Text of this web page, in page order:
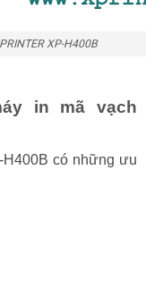
XP-H400B
in mã vạch
H400B có những ưu